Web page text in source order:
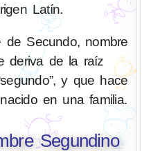
Latín.
de Secundo, nombre
deriva de la raíz
y que hace
en una familia.
Segundino